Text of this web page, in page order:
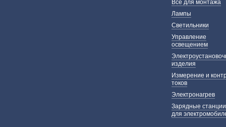
Все для монтажа
Лампы
Светильники
Управление
освещением
изделия
Измерение и
токов
Электронагрев
Зарядные станции
для